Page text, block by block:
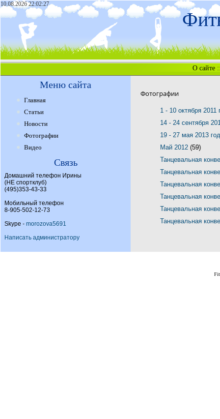
10.08.2026 22:02:27
О сайте
Меню сайта
Главная
Статьи
Новости
Фотографии
Видео
Связь
Домашний телефон Ирины
(НЕ спортклуб)
(495)353-43-33
Мобильный телефон
8-905-502-12-73
Skype - morozova5691
Написать администратору
Фотографии
1 - 10 октября 2011
14 - 24 сентября
19 - 27 мая 2013
Май 2012 (59)
Танцевальная
Танцевальная
Танцевальная
Танцевальная
Танцевальная
Танцевальная